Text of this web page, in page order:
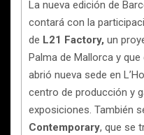
La nueva edición de
contará con la
de L21 Factory, un
Palma de Mallorca y
abrió nueva sede en
centro de producción y
exposiciones. También
Contemporary, que se